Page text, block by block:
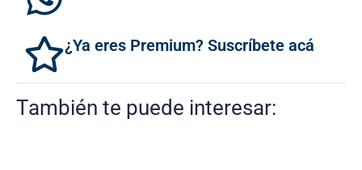
¿Ya eres Premium? Suscríbete acá
También te puede interesar: